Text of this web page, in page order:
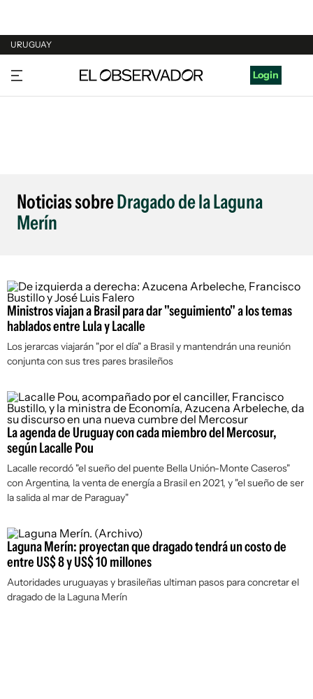
URUGUAY
URUGUAY
ARGENTINA
Login
Noticias sobreDragado de la Laguna
Merín
Ministros viajan a Brasil para dar "seguimiento" a los temas
hablados entre Lula y Lacalle
Los jerarcas viajarán "por el día" a Brasil y mantendrán una reunión
conjunta con sus tres pares brasileños
La agenda de Uruguay con cada miembro del Mercosur,
según Lacalle Pou
Lacalle recordó "el sueño del puente Bella Unión-Monte Caseros"
con Argentina, la venta de energía a Brasil en 2021, y "el sueño de ser
la salida al mar de Paraguay"
Laguna Merín: proyectan que dragado tendrá un costo de
entre US$ 8 y US$ 10 millones
Autoridades uruguayas y brasileñas ultiman pasos para concretar el
dragado de la Laguna Merín